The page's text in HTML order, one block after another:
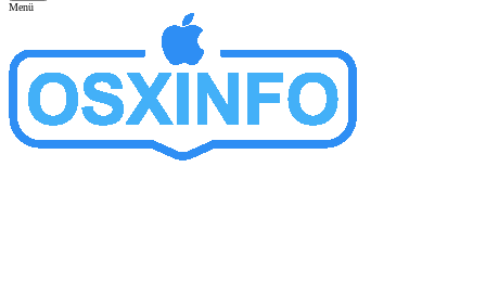
Menü